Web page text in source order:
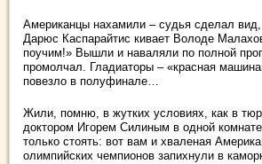
Американцы нахамили – судья сделал вид,
Дарюс Каспарайтис кивает Володе
поучим!» Вышли и наваляли по полной
промолчал. Гладиаторы – «красная
повезло в полуфинале…
Жили, помню, в жутких условиях, как в
доктором Игорем Силиным в одной
только стоять: вот вам и хваленая
олимпийских чемпионов запихнули в